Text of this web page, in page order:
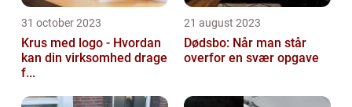
31 october 2023
Krus med logo - Hvordan
kan din virksomhed drage
f...
21 august 2023
Dødsbo: Når man står
overfor en svær opgave